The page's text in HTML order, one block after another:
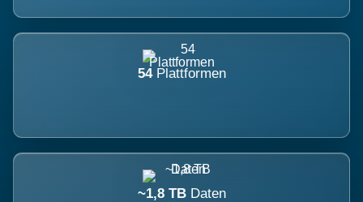
54 Plattformen
~1,8 TB Daten